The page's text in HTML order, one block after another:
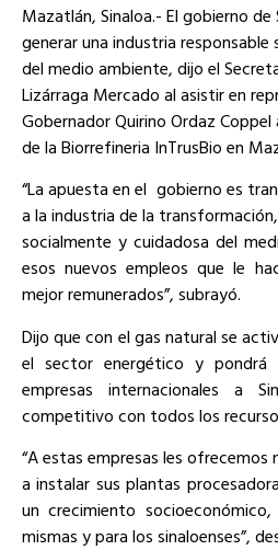
Mazatlán, Sinaloa.- El gobierno de
generar una industria
del medio ambiente, dijo el
Lizárraga Mercado al asistir en
Gobernador Quirino Ordaz
de la Biorrefineria InTrusBio en
“La apuesta en el gobierno es
a la industria de la
socialmente y cuidadosa del
esos nuevos empleos que le
mejor remunerados”, subrayó.
Dijo que con el gas natural se
el sector energético y
empresas internacionales a
competitivo con todos los
“A estas empresas les
a instalar sus plantas
un crecimiento
mismas y para los sinaloenses”,